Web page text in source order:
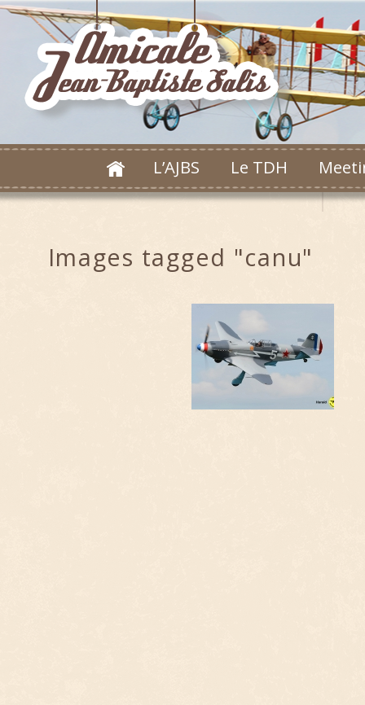
L’AJBS Le TDH
Images tagged "canu"